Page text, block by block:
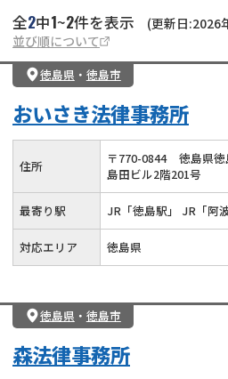
全2中1~2件を表示
(更新日:2026
並び順について
徳島県 ・ 徳島市
おいさき法律事務所
住所 〒770-0844
徳島県
島田ビル2階201号
最寄り駅 JR「徳島駅」 JR「阿
対応エリア 徳島県
徳島県 ・ 徳島市
森法律事務所